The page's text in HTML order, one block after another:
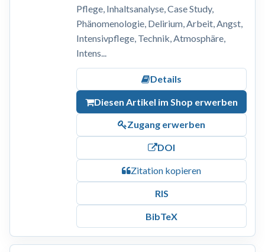
Pflege, Inhaltsanalyse, Case Study,
Phänomenologie, Delirium, Arbeit, Angst,
Intensivpflege, Technik, Atmosphäre,
Intens...
Details
Diesen Artikel im Shop erwerben
Zugang erwerben
DOI
Zitation kopieren
RIS
BibTeX